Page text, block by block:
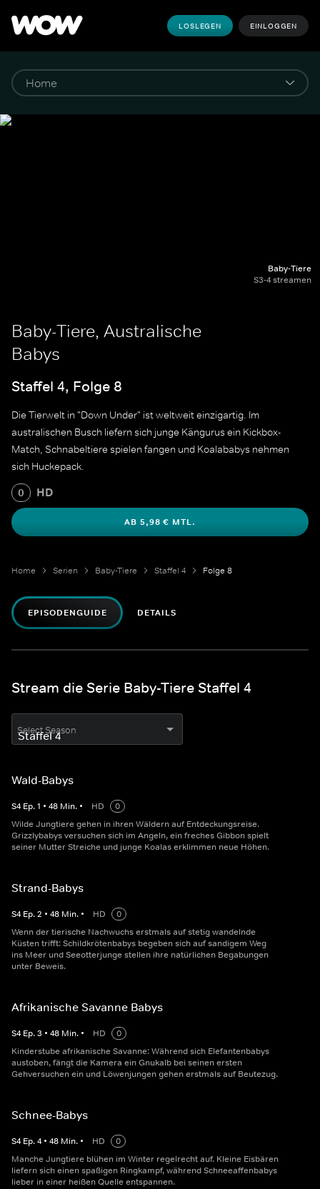
LOSLEGEN EINLOGGEN
Baby-Tiere
S3-4 streamen
Baby-Tiere, Australische
Babys
Staffel 4, Folge 8
Die Tierwelt in "Down Under" ist weltweit einzigartig. Im
australischen Busch liefern sich junge Kängurus ein Kickbox-
Match, Schnabeltiere spielen fangen und Koalababys nehmen
sich Huckepack.
0 HD
AB 5,98 € MTL.
Home Serien Baby-Tiere Staffel 4 Folge 8
EPISODENGUIDE DETAILS
Stream die Serie Baby-Tiere Staffel 4
Select Season
Wald-Babys
S4 Ep.1 • 48 Min. • HD
0
Wilde Jungtiere gehen in ihren Wäldern auf Entdeckungsreise.
Grizzlybabys versuchen sich im Angeln, ein freches Gibbon spielt
seiner Mutter Streiche und junge Koalas erklimmen neue Höhen.
Strand-Babys
S4 Ep.2 • 48 Min. • HD
0
Wenn der tierische Nachwuchs erstmals auf stetig wandelnde
Küsten trifft: Schildkrötenbabys begeben sich auf sandigem Weg
ins Meer und Seeotterjunge stellen ihre natürlichen Begabungen
unter Beweis.
Afrikanische Savanne Babys
S4 Ep.3 • 48 Min. • HD
0
Kinderstube afrikanische Savanne: Während sich Elefantenbabys
austoben, fängt die Kamera ein Gnukalb bei seinen ersten
Gehversuchen ein und Löwenjungen gehen erstmals auf Beutezug.
Schnee-Babys
S4 Ep.4 • 48 Min. • HD
0
Manche Jungtiere blühen im Winter regelrecht auf. Kleine Eisbären
liefern sich einen spaßigen Ringkampf, während Schneeaffenbabys
lieber in einer heißen Quelle entspannen.